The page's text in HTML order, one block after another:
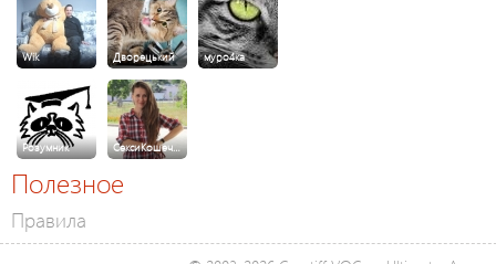
Wik Дворецький муро4ка
Розумник СексиКошеч…
Полезное
Правила